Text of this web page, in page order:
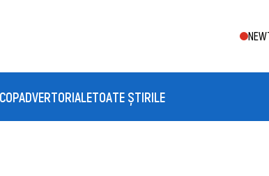
ADVERTORIALETOATE ȘTIRILE